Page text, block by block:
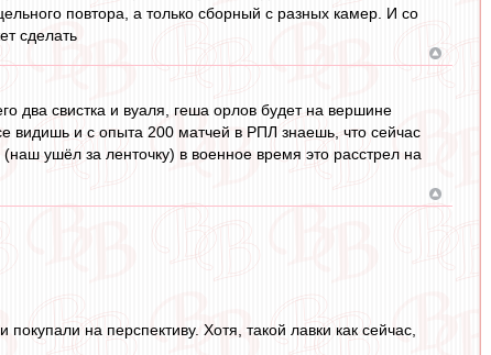
повтора, а только сборный с разных камер. И со
сделать
два свистка и вуаля, геша орлов будет на вершине
видишь и с опыта 200 матчей в РПЛ знаешь, что сейчас
ушёл за ленточку) в военное время это расстрел на
на перспективу. Хотя, такой лавки как сейчас,